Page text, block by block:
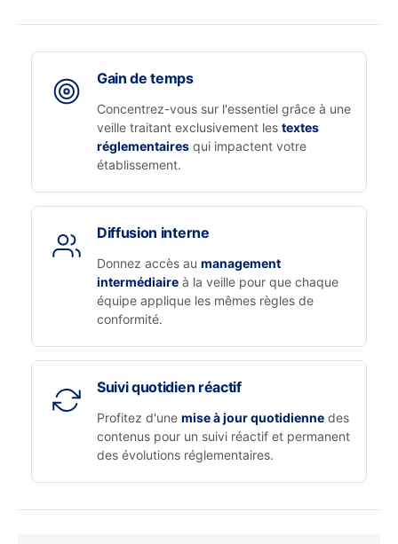
Gain de temps
Concentrez-vous sur l'essentiel grâce à une
veille traitant exclusivement les textes
réglementaires qui impactent votre
établissement.
Diffusion interne
Donnez accès au management
intermédiaire à la veille pour que chaque
équipe applique les mêmes règles de
conformité.
Suivi quotidien réactif
Profitez d'une mise à jour quotidienne des
contenus pour un suivi réactif et permanent
des évolutions réglementaires.